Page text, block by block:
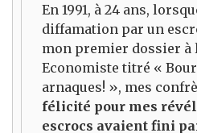
En 1991, à 24 ans,
diffamation par un
mon premier dossier à
Economiste titré «
arnaques! », mes
félicité pour mes
escrocs avaient fini